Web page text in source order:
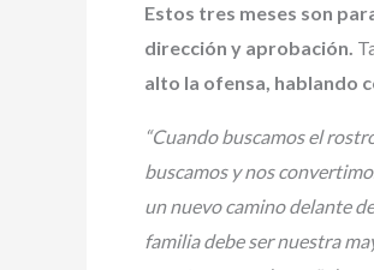
Estos tres meses son
dirección y aprobación.
alto la ofensa, hablando
“Cuando buscamos el
buscamos y nos
un nuevo camino delante
familia debe ser nuestra